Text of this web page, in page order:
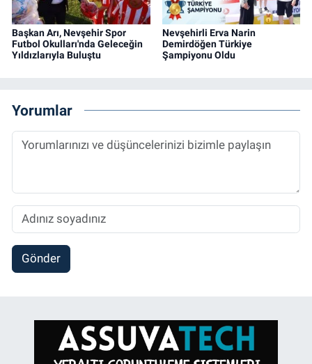
Başkan Arı, Nevşehir Spor
Futbol Okulları'nda Geleceğin
Yıldızlarıyla Buluştu
Nevşehirli Erva Narin
Demirdöğen Türkiye
Şampiyonu Oldu
Yorumlar
Gönder